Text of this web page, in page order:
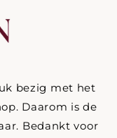
bezig met het
Daarom is de
Bedankt voor